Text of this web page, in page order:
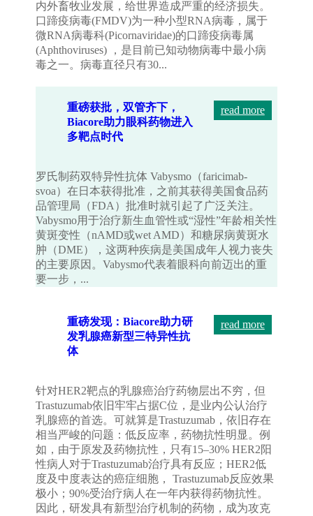
内外畜牧业发展，给世界造成严重的经济损失。
口蹄疫病毒(FMDV)为一种小型RNA病毒，属于
微RNA病毒科(Picornaviridae)的口蹄疫病毒属
(Aphthoviruses) ，是目前已知动物病毒中最小病
毒之一。病毒直径只有30...
重磅获批，双管齐下，
Biacore助力眼科药物进入
多靶点时代
罗氏制药双特异性抗体 Vabysmo（faricimab-
svoa）在日本获得批准，之前其获得美国食品药
品管理局（FDA）批准时就引起了广泛关注。
Vabysmo用于治疗新生血管性或“湿性”年龄相关性
黄斑变性（nAMD或wet AMD）和糖尿病黄斑水
肿（DME），这两种疾病是美国成年人视力丧失
的主要原因。Vabysmo代表着眼科向前迈出的重
要一步，...
read more
重磅发现：Biacore助力研
发乳腺癌新型三特异性抗
体
针对HER2靶点的乳腺癌治疗药物层出不穷，但
Trastuzumab依旧牢牢占据C位，是业内公认治疗
乳腺癌的首选。可就算是Trastuzumab，依旧存在
相当严峻的问题：低反应率，药物抗性明显。例
如，由于原发及药物抗性，只有15–30% HER2阳
性病人对于Trastuzumab治疗具有反应；HER2低
度及中度表达的癌症细胞， Trastuzumab反应效果
极小；90%受治疗病人在一年内获得药物抗性。
因此，研发具有新型治疗机制的药物，成为攻克
read more